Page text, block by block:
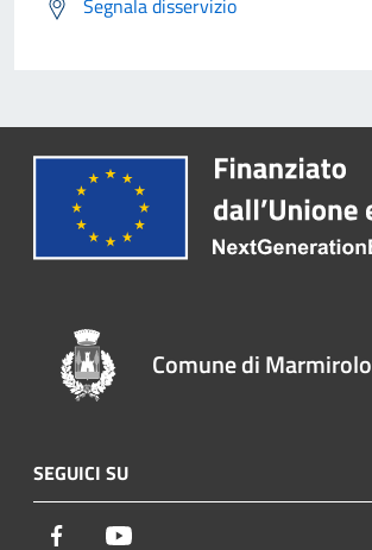
Segnala disservizio
Comune di Marmirolo
SEGUICI SU
Facebook